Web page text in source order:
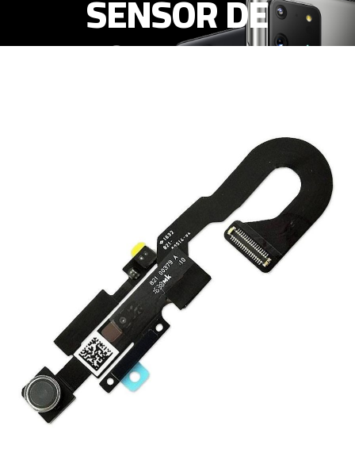
SENSOR DE
PROXIMIDAD Y